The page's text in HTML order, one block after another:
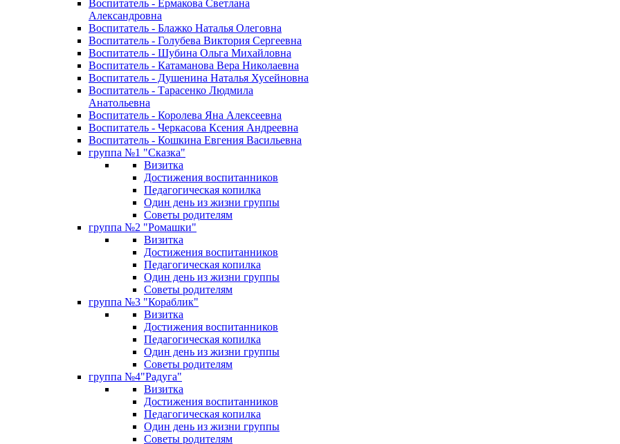
Воспитатель - Ермакова Светлана
Александровна
Воспитатель - Блажко Наталья Олеговна
Воспитатель - Голубева Виктория Сергеевна
Воспитатель - Шубина Ольга Михайловна
Воспитатель - Катаманова Вера Николаевна
Воспитатель - Душенина Наталья Хусейновна
Воспитатель - Тарасенко Людмила
Анатольевна
Воспитатель - Королева Яна Алексеевна
Воспитатель - Черкасова Ксения Андреевна
Воспитатель - Кошкина Евгения Васильевна
группа №1 "Сказка"
Визитка
Достижения воспитанников
Педагогическая копилка
Один день из жизни группы
Советы родителям
группа №2 "Ромашки"
Визитка
Достижения воспитанников
Педагогическая копилка
Один день из жизни группы
Советы родителям
группа №3 "Кораблик"
Визитка
Достижения воспитанников
Педагогическая копилка
Один день из жизни группы
Советы родителям
группа №4"Радуга"
Визитка
Достижения воспитанников
Педагогическая копилка
Один день из жизни группы
Советы родителям